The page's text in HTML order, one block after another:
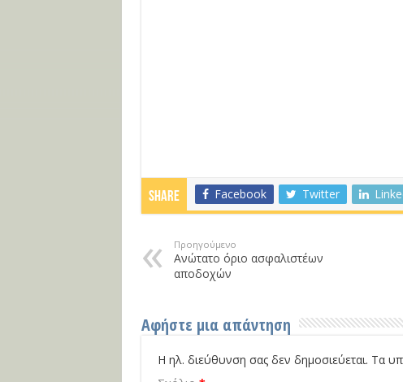
Share Facebook Twitter
Προηγούμενο
Ανώτατο όριο ασφαλιστέων
αποδοχών
Αφήστε μια απάντηση
Η ηλ. διεύθυνση σας δεν δημοσιεύεται. Τα